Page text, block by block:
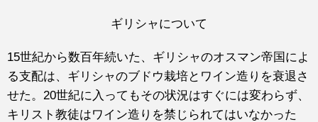
ギリシャについて
15世紀から数百年続いた、ギリシャのオスマン帝国によ
る支配は、ギリシャのブドウ栽培とワイン造りを衰退さ
せた。20世紀に入ってもその状況はすぐには変わらず、
キリスト教徒はワイン造りを禁じられてはいなかった